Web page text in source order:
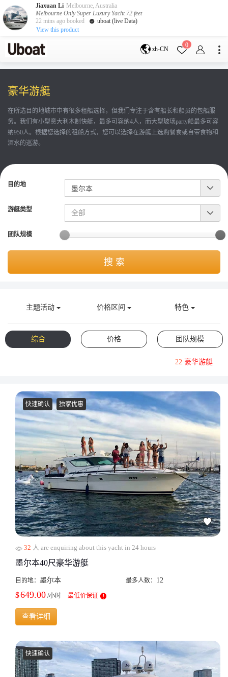
zh-CN
0
目的地
悉尼
凯恩斯
塔斯马尼亚
珀斯
达尔文
whitsundays
sunshine coast
新西兰
游艇活动
包豪华艇
服务
游艇托管
服务条款
关于众艇
Guaranteed fish
豪华游艇
在所选目的地城市中有很多租船选择，但我们专注于含有船长和船员的包船服
务。我们有小型意大利木制快艇，最多可容纳4人，而大型玻璃party船最多可容
纳950人。根据您选择的租船方式，您可以选择在游艇上选购餐食或自带食物和
酒水的巡游。
目的地
游艇类型
团队规模
搜 索
主题活动 价格区间 特色
综合 价格 团队规模
22 豪华游艇
快速确认 独家优惠
32 人 are enquiring about this yacht in 24 hours
墨尔本40尺豪华游艇
目的地： 墨尔本 最多人数： 12
$649.00 /小时 最低价保证
查看详细
快速确认
Jiaxuan Li Melbourne, Australia
Melbourne Only Super Luxury Yacht 72 feet
22 mins ago booked
uboat (live Data)
View this product